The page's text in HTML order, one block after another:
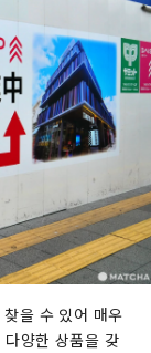
을 수 있어 매우
양한 상품을 갖